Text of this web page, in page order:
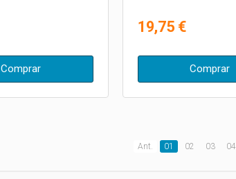
Comprar
19,75 €
Comprar
Ant. 01 02 03 04